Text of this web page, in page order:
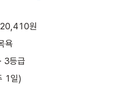
원
욕
3등급
1일)